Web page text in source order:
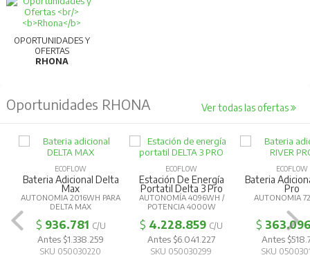
OPORTUNIDADES Y
OFERTAS
RHONA
Oportunidades RHONA Ver todas las ofertas
ECOFLOW
Bateria Adicional Delta
Max
AUTONOMIA 2016WH PARA
DELTA MAX
$ 936.781 C/U
Antes $1.338.259
SKU 050030220
ECOFLOW
Estación De Energía
Portatil Delta 3 Pro
AUTONOMÍA 4096WH /
POTENCIA 4000W
$ 4.228.859 C/U
Antes $6.041.227
SKU 050030299
ECOFLOW
Bateria
Pro
AUTONOMIA
$
Antes
SKU